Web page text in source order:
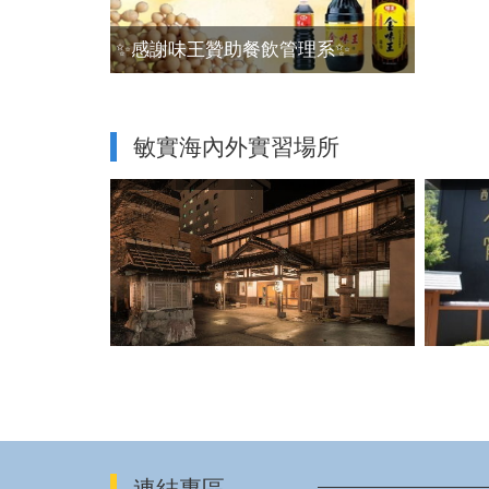
✨感謝味王贊助餐飲管理系✨
敏實海內外實習場所